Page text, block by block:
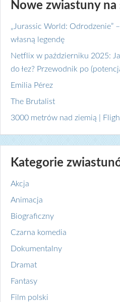
Nowe zwiastuny
„Jurassic World: Odrodzenie”
własną legendę
Netflix w październiku 2025:
do łez? Przewodnik po
Emilia Pérez
The Brutalist
3000 metrów nad ziemią |
Kategorie
Akcja
Animacja
Biograficzny
Czarna komedia
Dokumentalny
Dramat
Fantasy
Film polski